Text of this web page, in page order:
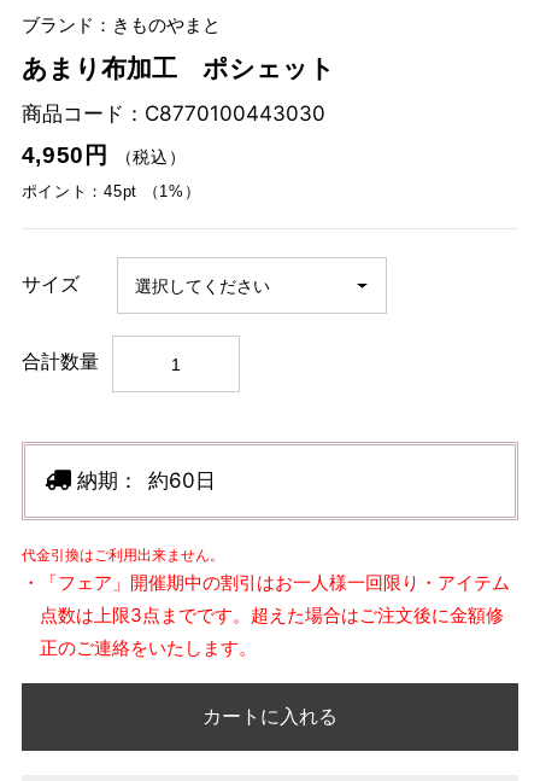
ブランド：きものやまと
あまり布加工 ポシェット
商品コード： C8770100443030
4,950円
（税込）
ポイント：45pt （1%）
サイズ
合計数量
納期： 約60日
代金引換はご利用出来ません。
・「フェア」開催期中の割引はお一人様一回限り・アイテム
点数は上限3点までです。超えた場合はご注文後に金額修
正のご連絡をいたします。
カートに入れる